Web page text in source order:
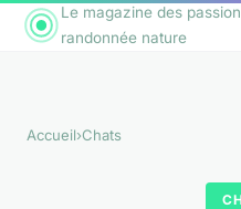
Le magazine des
randonnée nature
Accueil›Chats